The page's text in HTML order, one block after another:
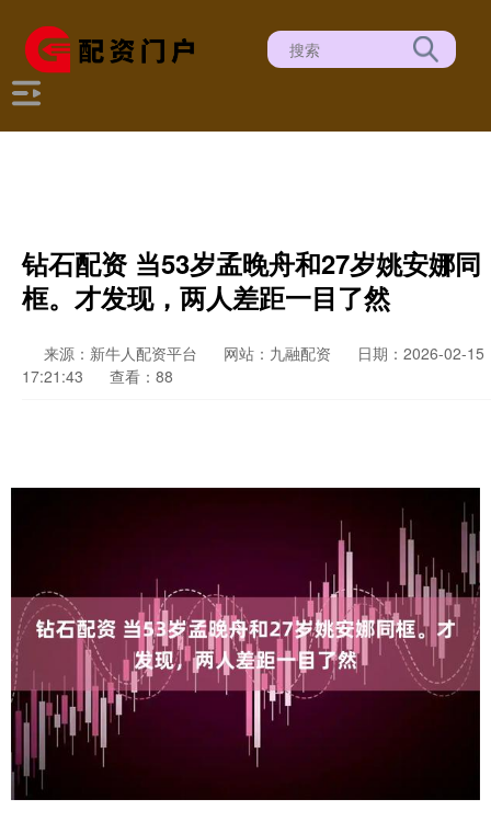
钻石配资 当53岁孟晚舟和27岁姚安娜同
框。才发现，两人差距一目了然
来源：新牛人配资平台 网站：九融配资
日期：2026-02-15
17:21:43
查看：88